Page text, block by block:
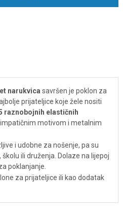
narukvica savršen je poklon za
prijateljice koje žele nositi
raznobojnih elastičnih
motivom i metalnim
i udobne za nošenje, pa su
ili druženja. Dolaze na lijepoj
poklanjanje.
za prijateljice ili kao dodatak